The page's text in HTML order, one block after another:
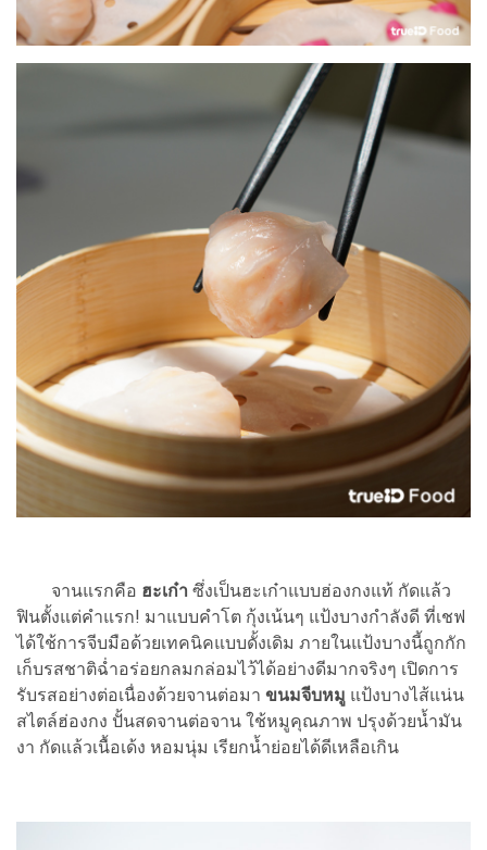
จานแรกคือ ฮะเก๋า ซึ่งเป็นฮะเก๋าแบบฮ่องกงแท้ กัดแล้ว
ฟินตั้งแต่คำแรก! มาแบบคำโต กุ้งเน้นๆ แป้งบางกำลังดี ที่เชฟ
ได้ใช้การจีบมือด้วยเทคนิคแบบดั้งเดิม ภายในแป้งบางนี้ถูกกัก
เก็บรสชาติฉ่ำอร่อยกลมกล่อมไว้ได้อย่างดีมากจริงๆ เปิดการ
รับรสอย่างต่อเนื่องด้วยจานต่อมา ขนมจีบหมู แป้งบางไส้แน่น
สไตล์ฮ่องกง ปั้นสดจานต่อจาน ใช้หมูคุณภาพ ปรุงด้วยน้ำมัน
งา กัดแล้วเนื้อเด้ง หอมนุ่ม เรียกน้ำย่อยได้ดีเหลือเกิน